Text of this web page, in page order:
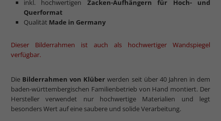
inkl. hochwertigen Zacken-Aufhängern
für Hoch- und
Querformat
Qualität Made in Germany
Dieser Bilderrahmen ist auch als hochwertiger Wandspiegel
verfügbar.
Die Bilderrahmen von Klüber werden seit über 40 Jahren in dem
baden-württembergischen Familienbetrieb von Hand montiert. Der
Hersteller verwendet nur hochwertige Materialien und legt
besonders Wert auf eine saubere und solide Verarbeitung.